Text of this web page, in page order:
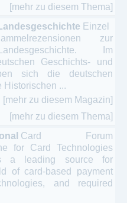
[mehr zu diesem Thema]
Einzel
zur
Im
Geschichts- und
sich die deutschen
Historischen ...
[mehr zu diesem Magazin]
[mehr zu diesem Thema]
Card Forum
for Card Technologies
a leading source for
of card-based payment
and required